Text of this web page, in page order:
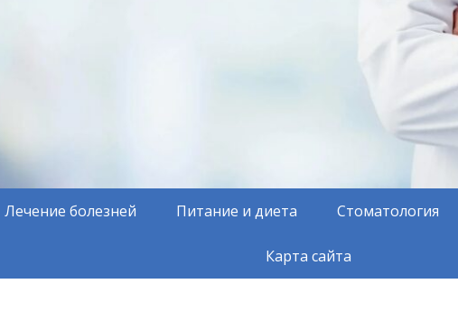
Лечение болезней Питание и диета Стоматология
Карта сайта